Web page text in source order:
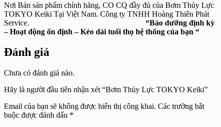
Nơi Bán sản phẩm chính hãng, CO CQ đầy đủ của Bơm Thủy Lực
TOKYO Keiki Tại Việt Nam. Công ty TNHH Hoàng Thiên Phát
Service. “Bảo dưỡng định kỳ
– Hoạt động ổn định – Kéo dài tuổi thọ hệ thống của bạn “
Đánh giá
Chưa có đánh giá nào.
Hãy là người đầu tiên nhận xét “Bơm Thủy Lực TOKYO Keiki”
Email của bạn sẽ không được hiển thị công khai. Các trường bắt
buộc được đánh dấu *